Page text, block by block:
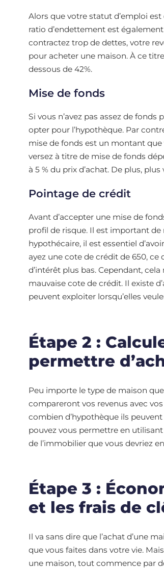
Alors que votre statut d’emploi
ratio d’endettement est
contractez trop de dettes, votre
pour acheter une maison. À ce
dessous de 42%.
Mise de fonds
Si vous n’avez pas assez de
opter pour l’hypothèque. Par
mise de fonds est un montant que
versez à titre de mise de fonds
à 5 % du prix d’achat. De plus,
Pointage de crédit
Avant d’accepter une mise de
profil de risque. Il est important de
hypothécaire, il est essentiel
ayez une cote de crédit de 650,
d’intérêt plus bas. Cependant,
mauvaise cote de crédit. Il existe
peuvent exploiter lorsqu’elles
Étape 2 :
permettre
Peu importe le type de maison
compareront vos revenus avec
combien d’hypothèque ils
pouvez vous permettre en
de l’immobilier que vous devriez
Étape 3 :
et les frais de
Il va sans dire que l’achat d’une
que vous faites dans votre vie.
une maison, tout commence par